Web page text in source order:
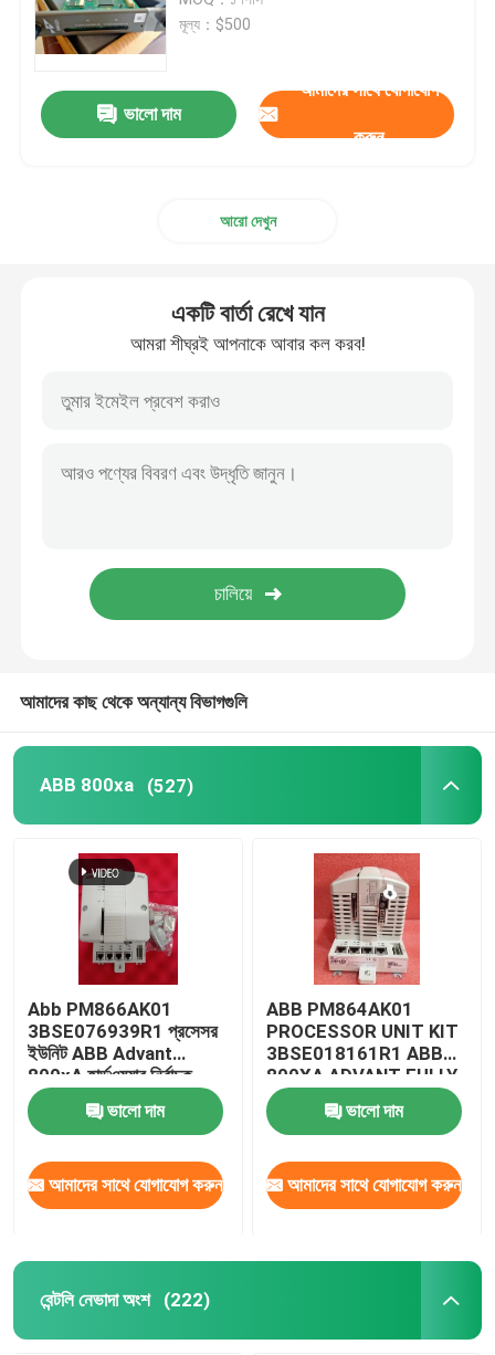
বেন্টলি নেভাদা অংশ
জিই পিএলসি
এমারসন ডেল্টাভ
ইপিআরও সেন্সর
হানিওয়েল পিএলসি
হিমা পিএলসি
পিএলসি মডিউল
মূল্য：$500
ভালো দাম
আমাদের সাথে যোগাযোগ
করুন
আরো দেখুন
একটি বার্তা রেখে যান
আমরা শীঘ্রই আপনাকে আবার কল করব!
আমাদের কাছ থেকে অন্যান্য বিভাগগুলি
ABB 800xa (527)
Abb PM866AK01
3BSE076939R1 প্রসেসর
ইউনিট ABB Advant
800xA হার্ডওয়্যার নির্বাচক
ভালো দাম
আমাদের সাথে যোগাযোগ করুন
ABB PM864AK01
PROCESSOR UNIT KIT
3BSE018161R1 ABB
800XA ADVANT FULLY
AUTOMATION
ভালো দাম
আমাদের সাথে যোগাযোগ করুন
বেন্টলি নেভাদা অংশ (222)